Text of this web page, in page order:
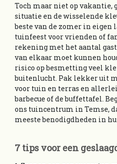
Toch maar niet op vakantie,
situatie en de wisselende
beste van de zomer in eigen
tuinfeest voor vrienden of
rekening met het aantal
van elkaar moet kunnen
risico op besmetting veel
buitenlucht. Pak lekker uit
voor tuin en terras en
barbecue of de buffettafel.
ons tuincentrum in Temse,
meeste benodigdheden in
7 tips voor een